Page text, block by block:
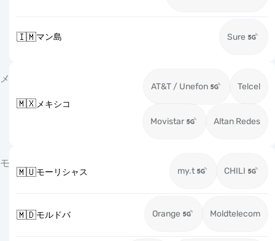
🇮🇲マン島 Sure
メ
🇲🇽メキシコ
AT&T / Unefon Telcel
Movistar Altan Redes
モ
🇲🇺モーリシャス my.t CHILI
🇲🇩モルドバ Orange Moldtelecom